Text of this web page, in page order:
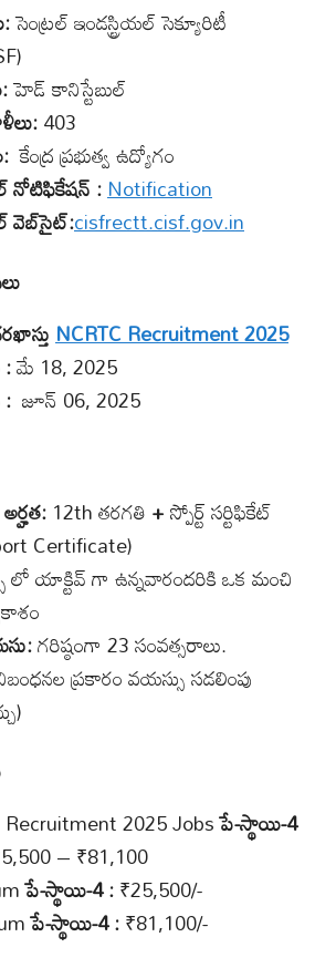
సెంట్రల్ ఇండస్ట్రియల్ సెక్యూరిటీ
హెడ్ ​​కానిస్టేబుల్
403
కేంద్ర ప్రభుత్వ ఉద్యోగం
నోటిఫికేషన్:Notification
వెబ్‌సైట్:cisfrectt.cisf.gov.in
NCRTC Recruitment 2025
:మే 18, 2025
: జూన్ 06, 2025
12th తరగతి+స్పోర్ట్ సర్టిఫికేట్
Certificate)
లో యాక్టివ్ గా ఉన్నవారందరికి ఒక మంచి
గరిష్ఠంగా 23 సంవత్సరాలు.
ప్రకారం వయస్సు సడలింపు
Recruitment 2025 Jobsపే-స్థాయి-4
– ₹81,100
పే-స్థాయి-4:₹25,500/-
పే-స్థాయి-4:₹81,100/-